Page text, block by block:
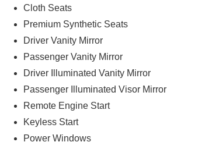
Cloth Seats
Premium Synthetic Seats
Driver Vanity Mirror
Passenger Vanity Mirror
Driver Illuminated Vanity Mirror
Passenger Illuminated Visor Mirror
Remote Engine Start
Keyless Start
Power Windows